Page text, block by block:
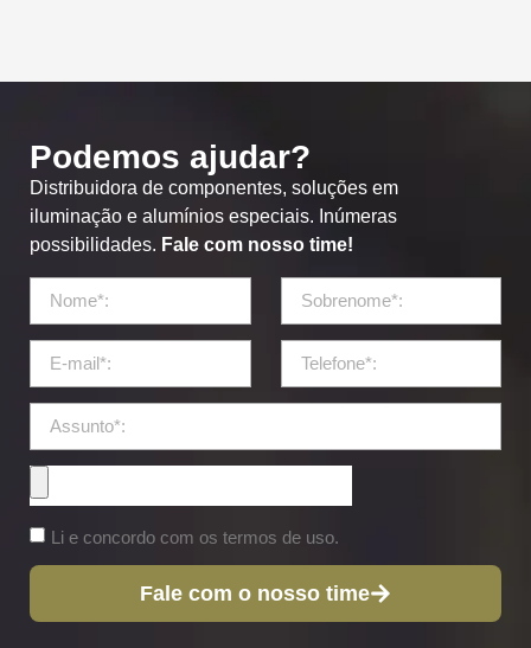
Podemos ajudar?
Distribuidora de componentes, soluções em
iluminação e alumínios especiais. Inúmeras
possibilidades. Fale com nosso time!
Li e concordo com os termos de uso.
Fale com o nosso time